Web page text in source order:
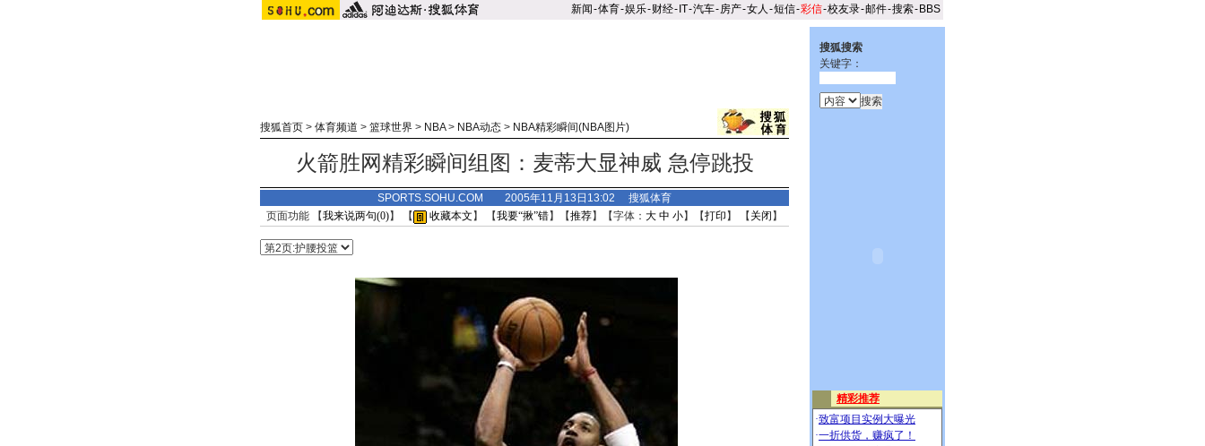
新闻-体育-娱乐-财经- IT-汽车-房产-女人 -短信-彩信-校友录-邮件-搜索- BBS
搜狐首页 > 体育频道 > 篮球世界 > NBA> NBA动态 > NBA精彩瞬间(NBA图片)
火箭胜网精彩瞬间组图：麦蒂大显神威 急停跳投
SPORTS.SOHU.COM 2005年11月13日13:02 搜狐体育
页面功能 【我来说两句(0)】 【 收藏本文 】 【我要“揪”错】【推荐】【字体： 大 中 小】【打印 】 【 关闭 】
搜狐搜索
关键字：